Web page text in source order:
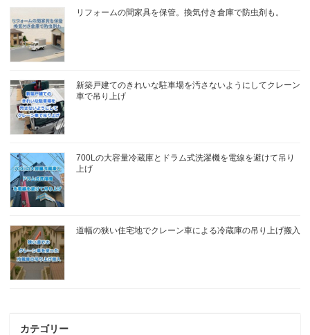
リフォームの間家具を保管。換気付き倉庫で防虫剤も。
新築戸建てのきれいな駐車場を汚さないようにしてクレーン
車で吊り上げ
700Lの大容量冷蔵庫とドラム式洗濯機を電線を避けて吊り
上げ
道幅の狭い住宅地でクレーン車による冷蔵庫の吊り上げ搬入
カテゴリー